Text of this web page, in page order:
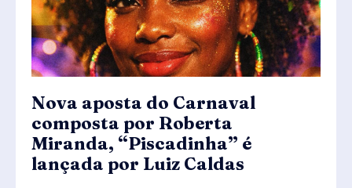
Nova aposta do Carnaval
composta por Roberta
Miranda, “Piscadinha” é
lançada por Luiz Caldas